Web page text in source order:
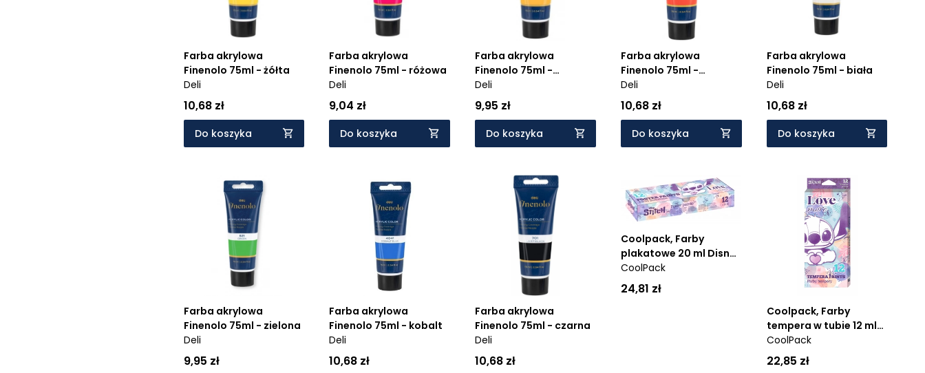
Farba akrylowa
Finenolo 75ml - żółta
Deli
10,68 zł
Do koszyka
Farba akrylowa
Finenolo 75ml - różowa
Deli
9,04 zł
Do koszyka
Farba akrylowa
Finenolo 75ml -
pomarańczowa
Deli
9,95 zł
Do koszyka
Farba akrylowa
Finenolo 75ml -
czerwony
Deli
10,68 zł
Do koszyka
Farba akrylowa
Finenolo 75ml - biała
Deli
10,68 zł
Do koszyka
Farba akrylowa
Finenolo 75ml - zielona
Deli
9,95 zł
Farba akrylowa
Finenolo 75ml - kobalt
Deli
10,68 zł
Farba akrylowa
Finenolo 75ml - czarna
Deli
10,68 zł
Coolpack, Farby
plakatowe 20 ml Disney
Fashion - Stitch pastel,
12 kol. (91972PTR)
CoolPack
24,81 zł
Coolpack, Farby
tempera w tubie 12 ml
Disney Fashion - Stitch
pastel, 12 kol
(91965PTR)
CoolPack
22,85 zł